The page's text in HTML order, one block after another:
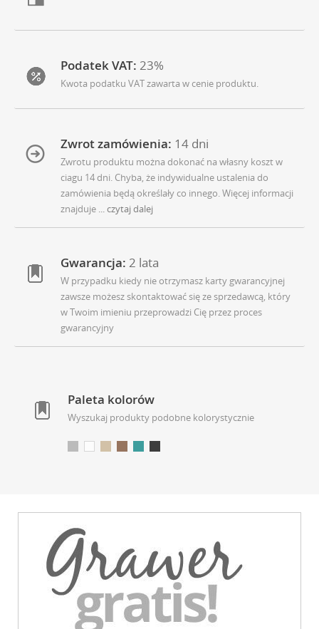
Podatek VAT: 23%
Kwota podatku VAT zawarta w cenie produktu.
Zwrot zamówienia: 14 dni
Zwrotu produktu można dokonać na własny koszt w
ciagu 14 dni. Chyba, że indywidualne ustalenia do
zamówienia będą określały co innego. Więcej informacji
znajduje
... czytaj dalej
Gwarancja: 2 lata
W przypadku kiedy nie otrzymasz karty gwarancyjnej
zawsze możesz skontaktować się ze sprzedawcą, który
w Twoim imieniu przeprowadzi Cię przez proces
gwarancyjny
Paleta kolorów
Wyszukaj produkty podobne kolorystycznie